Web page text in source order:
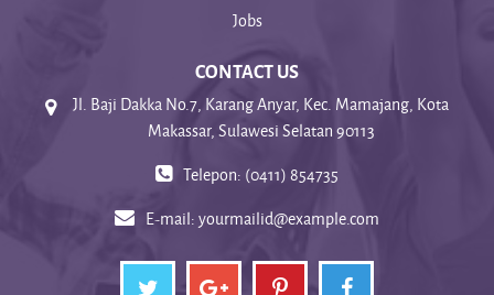
Jobs
CONTACT US
Jl. Baji Dakka No.7, Karang Anyar, Kec. Mamajang, Kota
Makassar, Sulawesi Selatan 90113
Telepon: (0411) 854735
E-mail:yourmailid@example.com